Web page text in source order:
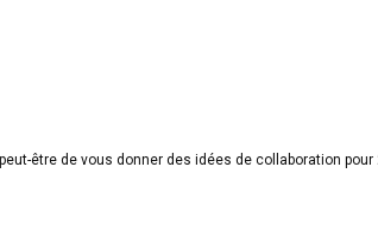
être de vous donner des idées de collaboration pour